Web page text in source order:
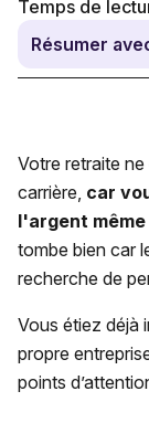
Temps de
Résumer
Votre retraite
carrière, car
l'argent
tombe bien car
recherche de
Vous étiez déjà
propre
points